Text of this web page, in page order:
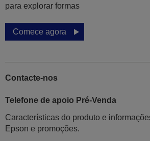
para explorar formas
Comece agora
Contacte-nos
Telefone de apoio Pré-Venda
Características do produto e
Epson e promoções.